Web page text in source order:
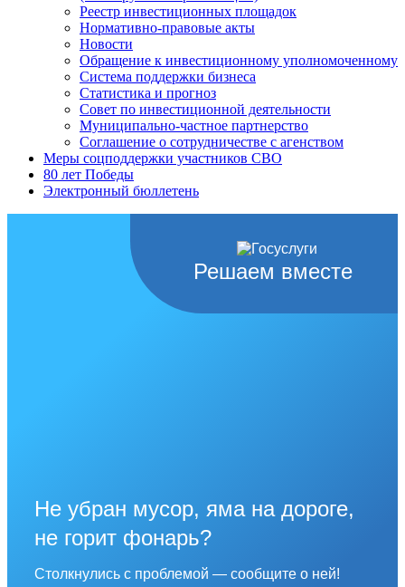
Реестр инвестиционных площадок
Нормативно-правовые акты
Новости
Обращение к инвестиционному уполномоченному
Система поддержки бизнеса
Статистика и прогноз
Совет по инвестиционной деятельности
Муниципально-частное партнерство
Соглашение о сотрудничестве с агенством
Меры соцподдержки участников СВО
80 лет Победы
Электронный бюллетень
Решаем вместе
Не убран мусор, яма на дороге,
не горит фонарь?
Столкнулись с проблемой — сообщите о ней!